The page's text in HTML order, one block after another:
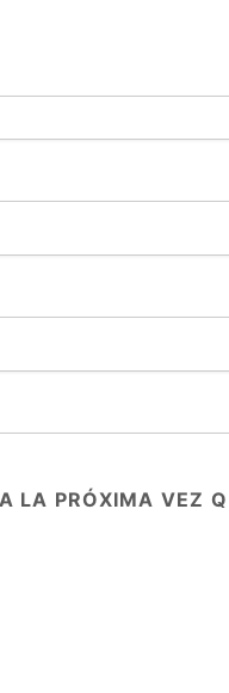
LA PRÓXIMA VEZ